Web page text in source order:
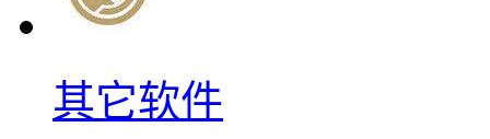
其它软件